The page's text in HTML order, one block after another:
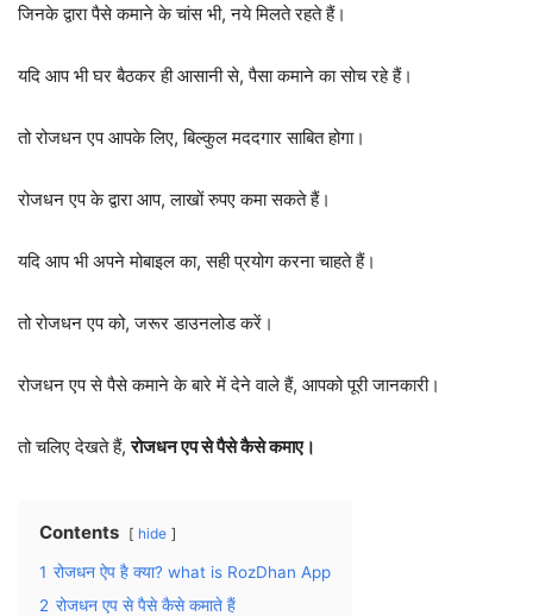
जिनके द्वारा पैसे कमाने के चांस भी, नये मिलते रहते हैं।
यदि आप भी घर बैठकर ही आसानी से, पैसा कमाने का सोच रहे हैं।
तो रोजधन एप आपके लिए, बिल्कुल मददगार साबित होगा।
रोजधन एप के द्वारा आप, लाखों रुपए कमा सकते हैं।
यदि आप भी अपने मोबाइल का, सही प्रयोग करना चाहते हैं।
तो रोजधन एप को, जरूर डाउनलोड करें।
रोजधन एप से पैसे कमाने के बारे में देने वाले हैं, आपको पूरी जानकारी।
तो चलिए देखते हैं,रोजधन एप से पैसे कैसे कमाए।
Contents hide
1 रोजधन ऐप है क्या? what is RozDhan App
2 रोजधन एप से पैसे कैसे कमाते हैं